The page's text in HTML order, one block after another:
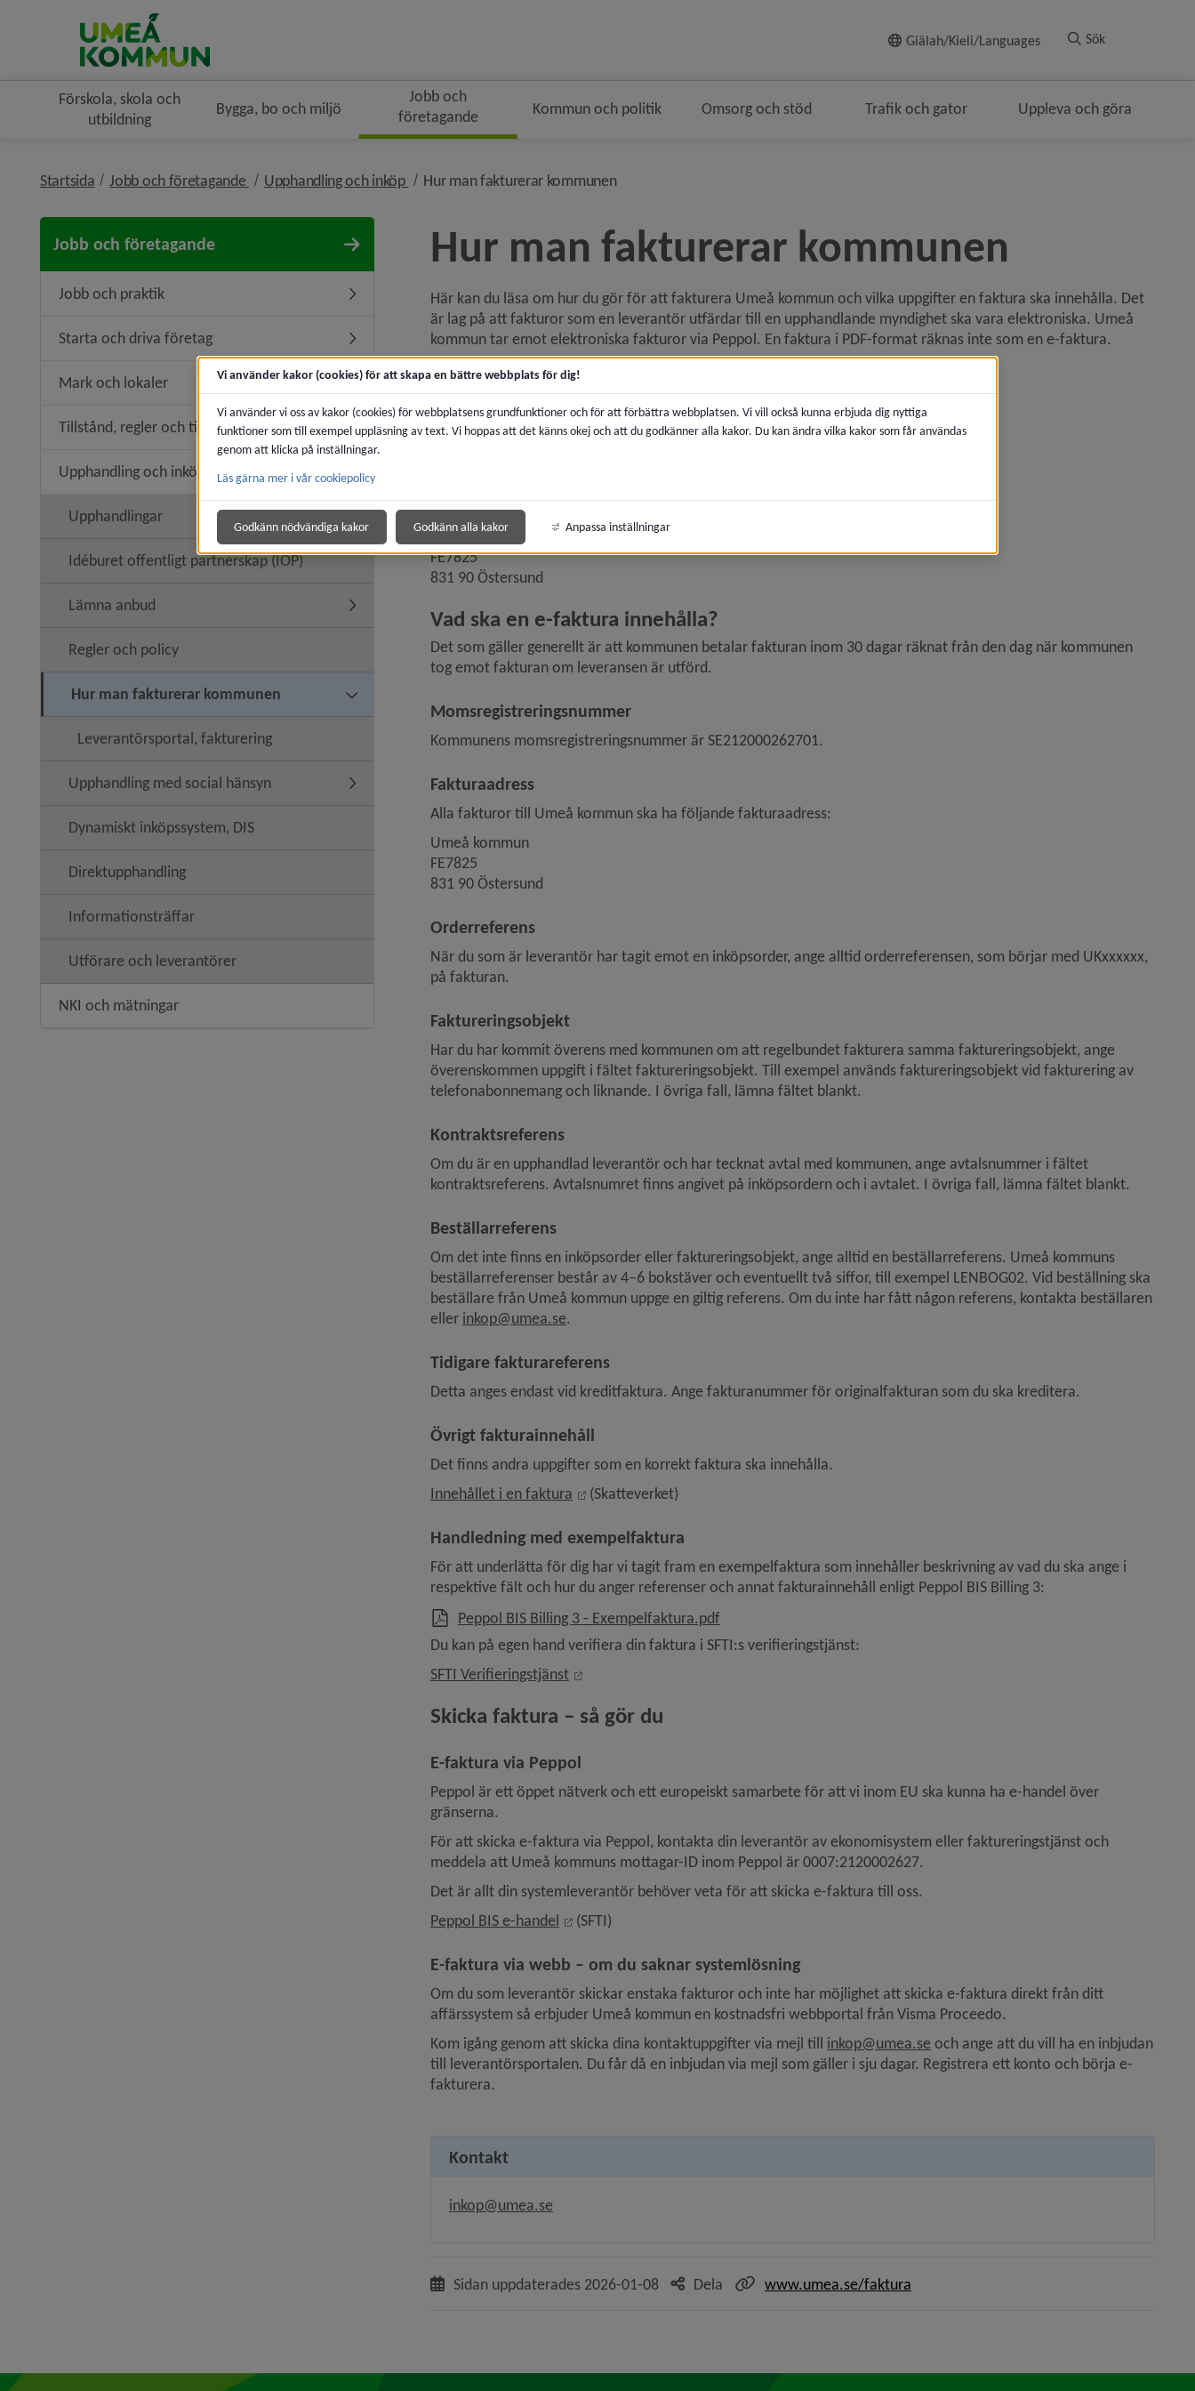
Giälah/Kieli/Languages Sök
Förskola, skola och
utbildning
Bygga, bo och miljö
Jobb och
företagande
Kommun och politik Omsorg och stöd Trafik och gator Uppleva och göra
Startsida Jobb och företagande nivå i brödsmulenavigeringen
Upphandling och inköp nivå i brödsmulenavigeringen
Hur man fakturerar kommunennivå i brödsmulenavigeringen
Jobb och företagande
Jobb och praktik Undermeny för Jobb och praktik
Starta och driva företag Undermeny för Starta och driva företag
Mark och lokaler
Tillstånd, regler och tillsyn Undermeny för Tillstånd, regler och tillsyn
Upphandling och inköp Undermeny för Upphandling och inköp
Upphandlingar
Idéburet offentligt partnerskap (IOP)
Lämna anbud Undermeny för Lämna anbud
Regler och policy
Hur man fakturerar kommunen Undermeny för Hur man fakturerar kommunen
Leverantörsportal, fakturering
Upphandling med social hänsyn Undermeny för Upphandling med social hänsyn
Dynamiskt inköpssystem, DIS
Direktupphandling
Informationsträffar
Utförare och leverantörer
NKI och mätningar
Hur man fakturerar kommunen
Här kan du läsa om hur du gör för att fakturera Umeå kommun och vilka uppgifter en faktura ska innehålla. Det
är lag på att fakturor som en leverantör utfärdar till en upphandlande myndighet ska vara elektroniska. Umeå
kommun tar emot elektroniska fakturor via Peppol. En faktura i PDF-format räknas inte som en e-faktura.
Uppgifter för att e-fakturera
Peppol-id: 0007:2120002627
Momsnummer: SE212000262701
Fakturaadress
Umeå kommun
FE7825
831 90 Östersund
Vad ska en e-faktura innehålla?
Det som gäller generellt är att kommunen betalar fakturan inom 30 dagar räknat från den dag när kommunen
tog emot fakturan om leveransen är utförd.
Momsregistreringsnummer
Kommunens momsregistreringsnummer är SE212000262701.
Fakturaadress
Alla fakturor till Umeå kommun ska ha följande fakturaadress:
Umeå kommun
FE7825
831 90 Östersund
Orderreferens
När du som är leverantör har tagit emot en inköpsorder, ange alltid orderreferensen, som börjar med UKxxxxxx,
på fakturan.
Faktureringsobjekt
Har du har kommit överens med kommunen om att regelbundet fakturera samma faktureringsobjekt, ange
överenskommen uppgift i fältet faktureringsobjekt. Till exempel används faktureringsobjekt vid fakturering av
telefon­abonnemang och liknande. I övriga fall, lämna fältet blankt.
Kontraktsreferens
Om du är en upphandlad leverantör och har tecknat avtal med kommunen, ange avtalsnummer i fältet
kontraktsreferens. Avtalsnumret finns angivet på inköpsordern och i avtalet. I övriga fall, lämna fältet blankt.
Beställarreferens
Om det inte finns en inköpsorder eller faktureringsobjekt, ange alltid en beställarreferens. Umeå kommuns
beställarreferenser består av 4–6 bokstäver och eventuellt två siffor, till exempel LENBOG02. Vid beställning ska
beställare från Umeå kommun uppge en giltig referens. Om du inte har fått någon referens, kontakta beställaren
eller inkop@umea.se.
Tidigare fakturareferens
Detta anges endast vid kreditfaktura. Ange fakturanummer för originalfakturan som du ska kreditera.
Övrigt fakturainnehåll
Det finns andra uppgifter som en korrekt faktura ska innehålla.
Innehållet i en faktura
Länk till annan webbplats, öppnas i nytt fönster.
(Skatteverket)
Handledning med exempelfaktura
För att underlätta för dig har vi tagit fram en exempelfaktura som innehåller beskrivning av vad du ska ange i
respektive fält och hur du anger referenser och annat fakturainnehåll enligt Peppol BIS Billing 3:
Peppol BIS Billing 3 - Exempelfaktura.pdf, 305 kB, öppnas i nytt fönster.
Du kan på egen hand verifiera din faktura i SFTI:s verifieringstjänst:
SFTI Verifieringstjänst
Länk till annan webbplats, öppnas i nytt fönster.
Skicka faktura – så gör du
E-faktura via Peppol
Peppol är ett öppet nätverk och ett europeiskt samarbete för att vi inom EU ska kunna ha e-handel över
gränserna.
För att skicka e-faktura via Peppol, kontakta din leverantör av ekonomisystem eller faktureringstjänst och
meddela att Umeå kommuns mottagar-ID inom Peppol är 0007:2120002627.
Det är allt din systemleverantör behöver veta för att skicka e-faktura till oss.
Peppol BIS e-handel
Länk till annan webbplats, öppnas i nytt fönster.
(SFTI)
E-faktura via webb – om du saknar systemlösning
Om du som leverantör skickar enstaka fakturor och inte har möjlighet att skicka e-faktura direkt från ditt
affärssystem så erbjuder Umeå kommun en kostnadsfri webbportal från Visma Proceedo.
Kom igång genom att skicka dina kontaktuppgifter via mejl till inkop@umea.se och ange att du vill ha en inbjudan
till leverantörsportalen. Du får då en inbjudan via mejl som gäller i sju dagar. Registrera ett konto och börja e-
fakturera.
Kontakt
inkop@umea.se
Sidan uppdaterades 2026-01-08 Dela www.umea.se/faktura
Vi använder kakor (cookies) för att skapa en bättre webbplats för dig!
Vi använder vi oss av kakor (cookies) för webbplatsens grundfunktioner och för att förbättra webbplatsen. Vi vill också kunna erbjuda dig nyttiga
funktioner som till exempel uppläsning av text. Vi hoppas att det känns okej och att du godkänner alla kakor. Du kan ändra vilka kakor som får användas
genom att klicka på inställningar.
Läs gärna mer i vår cookiepolicy
Godkänn nödvändiga kakor Godkänn alla kakor Anpassa inställningar